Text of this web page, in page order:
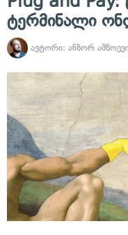
ტერმინალი
ავტორი: ანზორ